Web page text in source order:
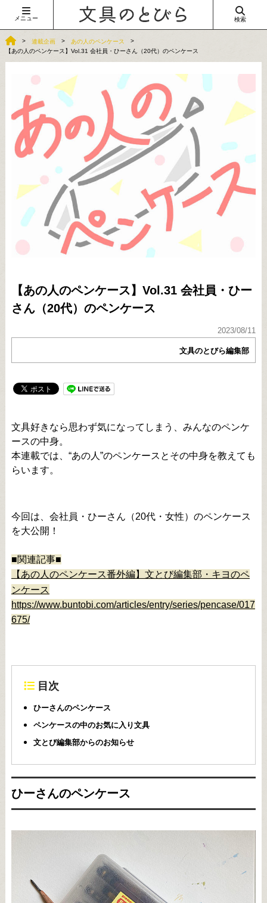
メニュー 検索
連載企画
あの人のペンケース
【あの人のペンケース】Vol.31 会社員・ひーさん（20代）のペンケース
【あの人のペンケース】Vol.31 会社員・ひー
さん（20代）のペンケース
2023/08/11
文具のとびら編集部
文具好きなら思わず気になってしまう、みんなのペンケ
ースの中身。
本連載では、“あの人”のペンケースとその中身を教えても
らいます。
今回は、会社員・ひーさん（20代・女性）のペンケース
を大公開！
■関連記事■
【あの人のペンケース番外編】文とび編集部・キヨのペ
ンケース
https://www.buntobi.com/articles/entry/series/pencase/017
675/
目次
ひーさんのペンケース
ペンケースの中のお気に入り文具
文とび編集部からのお知らせ
ひーさんのペンケース